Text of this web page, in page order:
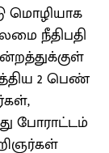
மொழியாக
நீதிபதி
2 பெண்
போராட்டம்